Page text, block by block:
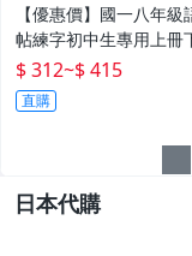
【優惠價】國一八年級
帖練字初中生專用上冊
步人教版練字帖九年級
鋼筆正楷楷體初一每日
學生中文臨摹硬筆書
$ 312~$ 415
直購
日本代購